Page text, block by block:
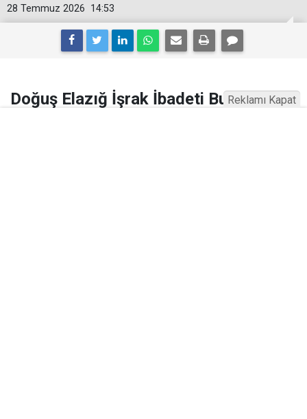
14:53
28 Temmuz 2026
Doğuş Elazığ İşrak İbadeti Buluşması
Reklamı Kapat